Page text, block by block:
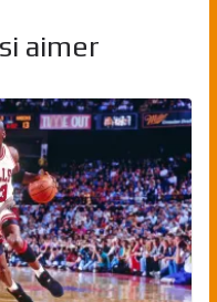
aimer